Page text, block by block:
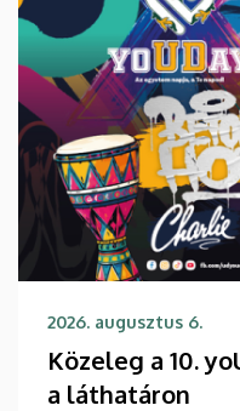
2026. augusztus 6.
Közeleg a 10.
a láthatáron